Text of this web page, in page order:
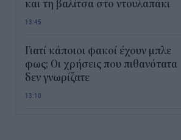
και τη βαλίτσα στο ντουλαπάκι
13:45
Γιατί κάποιοι φακοί έχουν μπλε
φως; Οι χρήσεις που πιθανότατα
δεν γνωρίζατε
13:10